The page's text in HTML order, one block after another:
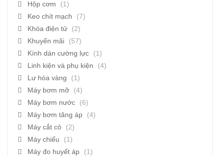
Hộp cơm
(1)
Keo chít mạch
(7)
Khóa điện tử
(2)
Khuyến mãi
(57)
Kính dán cường lực
(1)
Linh kiện và phụ kiện
(4)
Lư hóa vàng
(1)
Máy bơm mỡ
(4)
Máy bơm nước
(6)
Máy bơm tăng áp
(4)
Máy cắt cỏ
(2)
Máy chiếu
(1)
Máy đo huyết áp
(1)